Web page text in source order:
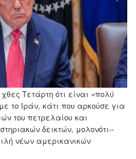
Τετάρτη ότι είναι «πολύ
το Ιράν, κάτι που αρκούσε για
του πετρελαίου και
δεικτών, μολονότι--
νέων αμερικανικών